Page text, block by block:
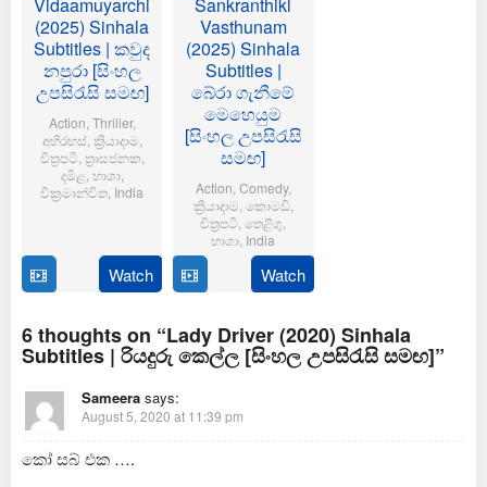
(2025) Sinhala
Subtitles | කවුද
නපුරා [සිංහල
උපසිරැසි සමඟ]
Action Thriller,
අභිරහස්, ක්‍රියාදාම
චිත්‍රපටි ත්‍රාසජනක
දමිළ භාශා,
වික්‍රමාන්විත India
Feb
2025
Thirumeni
Watch
Vasthunam
(2025) Sinhala
Subtitles |
බේරා ගැනීමේ
මෙහෙයුම
[සිංහල උපසිරැසි
සමඟ]
Action Comedy,
ක්‍රියාදාම කොමඩි,
චිත්‍රපටි ,තෙළිගු
භාශා India
Jan
Anil
Ravipudi
Watch
6 thoughts on “Lady Driver (2020) Sinhala
Subtitles | රියදුරු කෙල්ල [සිංහල උපසිරැසි සමඟ]”
Sameera says:
August 5, 2020 at 11:39 pm
කෝ සබ් එක ….